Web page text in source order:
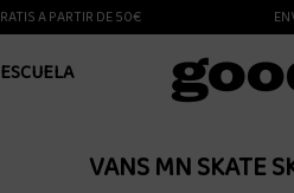
A PARTIR DE 50€
ESCUELA
VANS MN SKATE